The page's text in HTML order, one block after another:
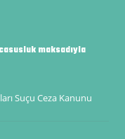
maksadıyla
Suçu Ceza Kanunu